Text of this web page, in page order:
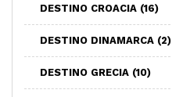
DESTINO CROACIA (16)
DESTINO DINAMARCA (2)
DESTINO GRECIA (10)